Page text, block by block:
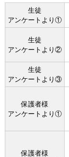
生徒
アンケートより①
生徒
アンケートより②
生徒
アンケートより③
保護者様
アンケートより①
保護者様